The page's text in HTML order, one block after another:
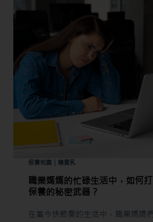
保養知識｜精質乳
職業媽媽的忙碌生活中，如何
保養的秘密武器？
在當今快節奏的生活中，職業媽媽